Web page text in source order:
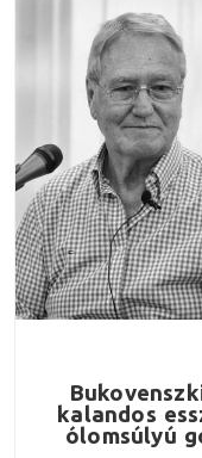
kalandos
ólomsúlyú